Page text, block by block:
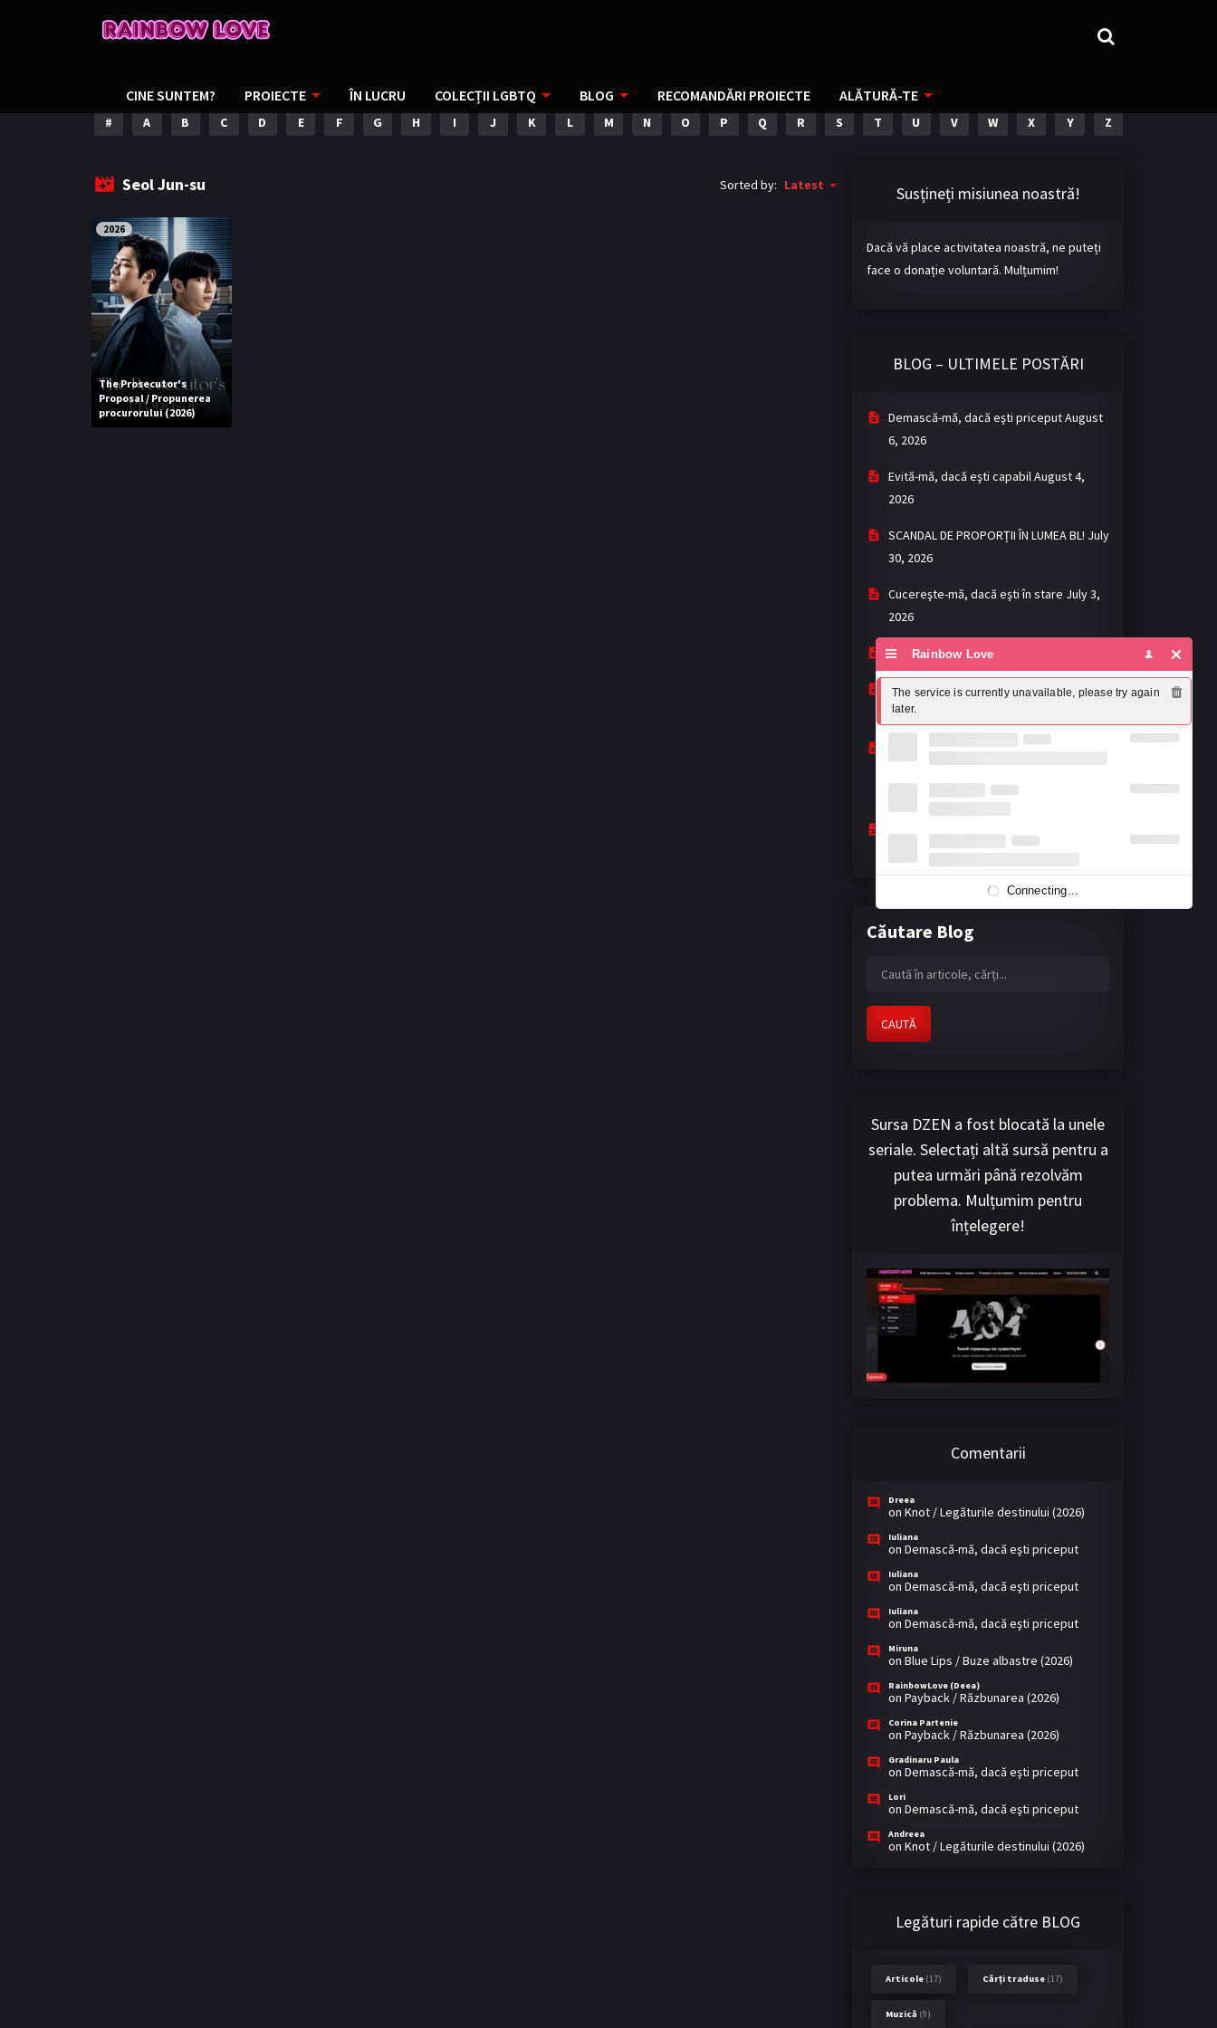
CINE SUNTEM? PROIECTE ÎN LUCRU COLECȚII LGBTQ BLOG RECOMANDĂRI PROIECTE ALĂTURĂ-TE
# A B C D E F G H I J K L M N O P Q R S T U V W X Y Z
Seol Jun-su Sorted by: Latest
2026
The Prosecutor's
Proposal / Propunerea
procurorului (2026)
Susțineți misiunea noastră!
Dacă vă place activitatea noastră, ne puteți
face o donație voluntară. Mulțumim!
BLOG – ULTIMELE POSTĂRI
Demască-mă, dacă eşti priceputAugust
6, 2026
Evită-mă, dacă eşti capabilAugust 4,
2026
SCANDAL DE PROPORȚII ÎN LUMEA BL! July
30, 2026
Cucereşte-mă, dacă eşti în stare July 3,
2026
Khemjira - MantraMay 2, 2026
My romance scammer: fără așteptări,
dar cu surprize
Mandee Work: prea buni ca să-i ignori,
prea imperfecți ca să-i lauzi complet
April 19, 2026
April 13, 2026
Căutare Blog
CAUTĂ
Sursa DZEN a fost blocată la unele
seriale. Selectați altă sursă pentru a
putea urmări până rezolvăm
problema. Mulțumim pentru
înțelegere!
Comentarii
Dreea
on Knot / Legăturile destinului (2026)
Iuliana
on Demască-mă, dacă eşti priceput
Iuliana
on Demască-mă, dacă eşti priceput
Iuliana
on Demască-mă, dacă eşti priceput
Miruna
on Blue Lips / Buze albastre (2026)
RainbowLove (Deea)
on Payback / Răzbunarea (2026)
Corina Partenie
on Payback / Răzbunarea (2026)
Gradinaru Paula
on Demască-mă, dacă eşti priceput
Lori
on Demască-mă, dacă eşti priceput
Andreea
on Knot / Legăturile destinului (2026)
Legături rapide către BLOG
Articole (17) Cărți traduse (17)
Muzică (9)
Rainbow Love
The service is currently unavailable, please try again
later.
Connecting...